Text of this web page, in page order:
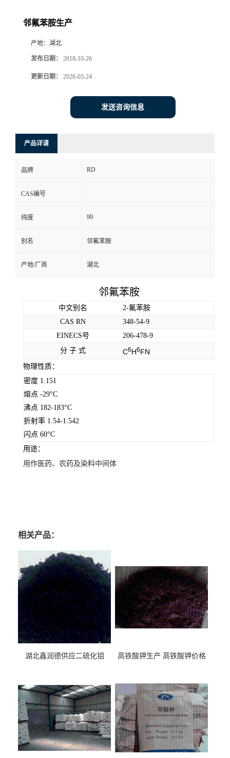
邻氟苯胺生产
产地： 湖北
发布日期： 2018-10-26
更新日期： 2026-03-24
发送咨询信息
产品详请
品牌 RD
CAS编号
纯度 99
别名 邻氟苯胺
产地/厂商 湖北
邻氟苯胺
中文别名
2-氟苯胺
CAS RN
348-54-9
EINECS号
206-478-9
分 子 式
C6H6FN
物理性质：
密度 1.151
熔点 -29°C
沸点 182-183°C
折射率 1.54-1.542
闪点 60°C
用途：
用作医药、农药及染料中间体
相关产品：
湖北鑫润德供应二硫化钼 高铁酸钾生产 高铁酸钾价格